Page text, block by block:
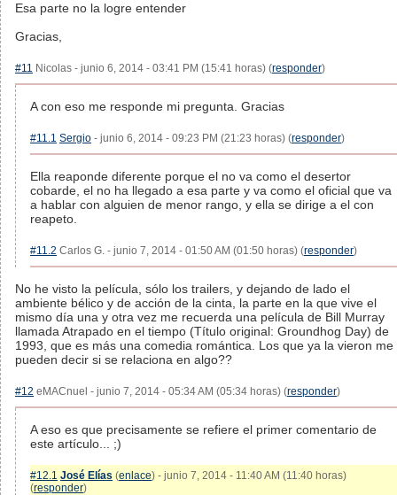
Esa parte no la logre entender
Gracias,
#11 Nicolas - junio 6, 2014 - 03:41 PM (15:41 horas) (responder)
A con eso me responde mi pregunta. Gracias
#11.1 Sergio - junio 6, 2014 - 09:23 PM (21:23 horas) (responder)
Ella reaponde diferente porque el no va como el desertor
cobarde, el no ha llegado a esa parte y va como el oficial que va
a hablar con alguien de menor rango, y ella se dirige a el con
reapeto.
#11.2 Carlos G. - junio 7, 2014 - 01:50 AM (01:50 horas) (responder)
No he visto la película, sólo los trailers, y dejando de lado el
ambiente bélico y de acción de la cinta, la parte en la que vive el
mismo día una y otra vez me recuerda una película de Bill Murray
llamada Atrapado en el tiempo (Título original: Groundhog Day) de
1993, que es más una comedia romántica. Los que ya la vieron me
pueden decir si se relaciona en algo??
#12 eMACnuel - junio 7, 2014 - 05:34 AM (05:34 horas) (responder)
A eso es que precisamente se refiere el primer comentario de
este artículo... ;)
#12.1 José Elías (enlace) - junio 7, 2014 - 11:40 AM (11:40 horas)
(responder)